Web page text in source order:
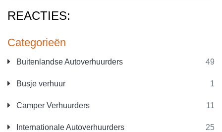
Categorieën
Buitenlandse Autoverhuurders 49
Busje verhuur 1
Camper Verhuurders 11
Internationale Autoverhuurders 25
REACTIES: